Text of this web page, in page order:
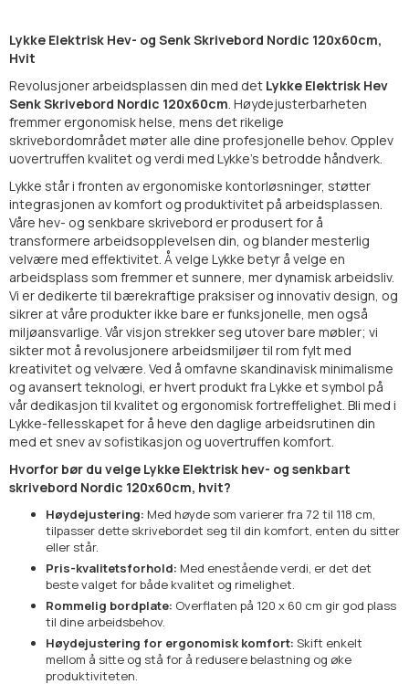
Lykke Elektrisk Hev- og Senk Skrivebord Nordic 120x60cm,
Hvit
Revolusjoner arbeidsplassen din med det Lykke Elektrisk Hev
Senk Skrivebord Nordic 120x60cm . Høydejusterbarheten
fremmer ergonomisk helse, mens det rikelige
skrivebordområdet møter alle dine profesjonelle behov. Opplev
uovertruffen kvalitet og verdi med Lykke's betrodde håndverk.
Lykke står i fronten av ergonomiske kontorløsninger, støtter
integrasjonen av komfort og produktivitet på arbeidsplassen.
Våre hev- og senkbare skrivebord er produsert for å
transformere arbeidsopplevelsen din, og blander mesterlig
velvære med effektivitet. Å velge Lykke betyr å velge en
arbeidsplass som fremmer et sunnere, mer dynamisk arbeidsliv.
Vi er dedikerte til bærekraftige praksiser og innovativ design, og
sikrer at våre produkter ikke bare er funksjonelle, men også
miljøansvarlige. Vår visjon strekker seg utover bare møbler; vi
sikter mot å revolusjonere arbeidsmiljøer til rom fylt med
kreativitet og velvære. Ved å omfavne skandinavisk minimalisme
og avansert teknologi, er hvert produkt fra Lykke et symbol på
vår dedikasjon til kvalitet og ergonomisk fortreffelighet. Bli med i
Lykke-fellesskapet for å heve den daglige arbeidsrutinen din
med et snev av sofistikasjon og uovertruffen komfort.
Hvorfor bør du velge Lykke Elektrisk hev- og senkbart
skrivebord Nordic 120x60cm, hvit?
Høydejustering: Med høyde som varierer fra 72 til 118 cm,
tilpasser dette skrivebordet seg til din komfort, enten du sitter
eller står.
Pris-kvalitetsforhold: Med enestående verdi, er det det
beste valget for både kvalitet og rimelighet.
Rommelig bordplate: Overflaten på 120 x 60 cm gir god plass
til dine arbeidsbehov.
Høydejustering for ergonomisk komfort: Skift enkelt
mellom å sitte og stå for å redusere belastning og øke
produktiviteten.